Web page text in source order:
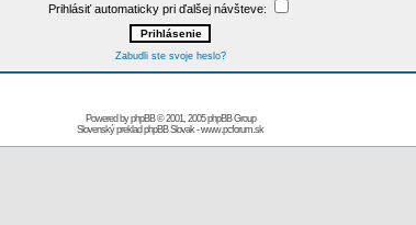
Prihlásiť automaticky pri ďalšej návšteve:
Zabudli ste svoje heslo?
Powered byphpBB© 2001, 2005 phpBB Group
Slovenský preklad phpBB Slovak-www.pcforum.sk